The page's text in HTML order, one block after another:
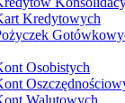
Kredytowych
Osobistych
Walutowych